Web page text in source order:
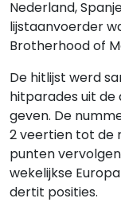
Nederland,
lijstaanvoerder
Brotherhood of
De hitlijst werd
hitparades uit
geven. De
2 veertien tot de
punten
wekelijkse
dertit posities.